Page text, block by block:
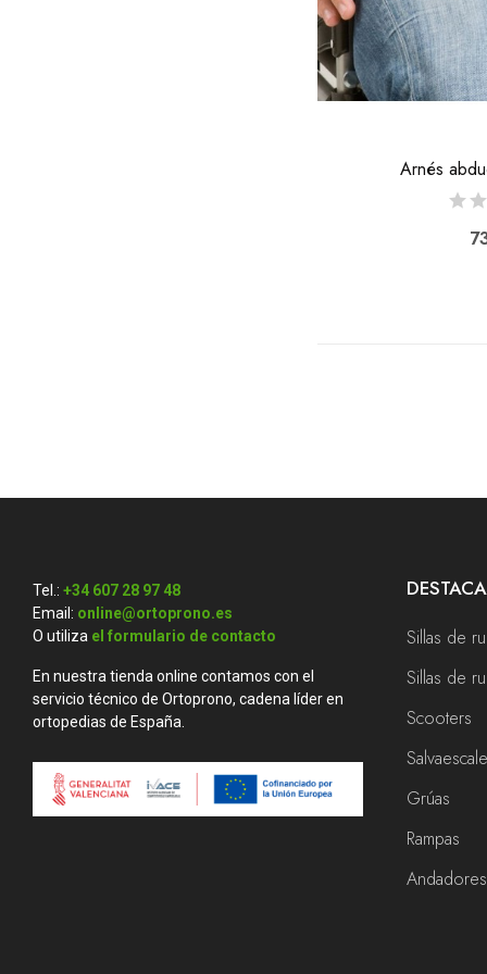
Arnés
Tel.: +34 607 28 97 48
Email: online@ortoprono.es
O utiliza el formulario de contacto
En nuestra tienda online contamos con el
servicio técnico de Ortoprono, cadena líder en
ortopedias de España.
Sillas de
Sillas de
Scooters
Grúas
Rampas
Andadores